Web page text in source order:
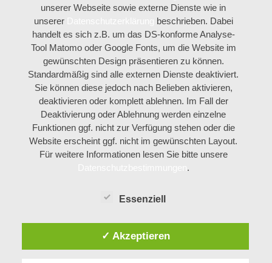
unserer Webseite sowie externe Dienste wie in
unserer
beschrieben. Dabei
handelt es sich z.B. um das DS-konforme Analyse-
Tool Matomo oder Google Fonts, um die Website im
gewünschten Design präsentieren zu können.
Standardmäßig sind alle externen Dienste deaktiviert.
Sie können diese jedoch nach Belieben aktivieren,
deaktivieren oder komplett ablehnen. Im Fall der
Deaktivierung oder Ablehnung werden einzelne
Funktionen ggf. nicht zur Verfügung stehen oder die
Website erscheint ggf. nicht im gewünschten Layout.
Für weitere Informationen lesen Sie bitte unsere
.
Essenziell
✓ Akzeptieren